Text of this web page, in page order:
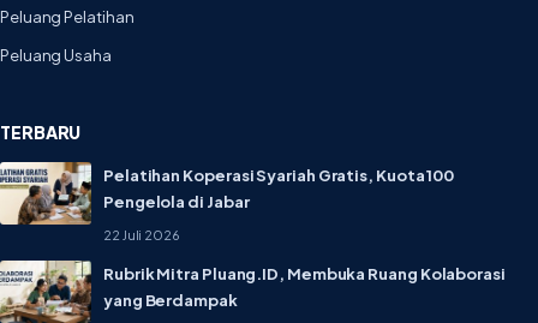
Peluang Pelatihan
Peluang Usaha
TERBARU
Pelatihan Koperasi Syariah Gratis, Kuota 100
Pengelola di Jabar
22 Juli 2026
Rubrik Mitra Pluang.ID, Membuka Ruang Kolaborasi
yang Berdampak